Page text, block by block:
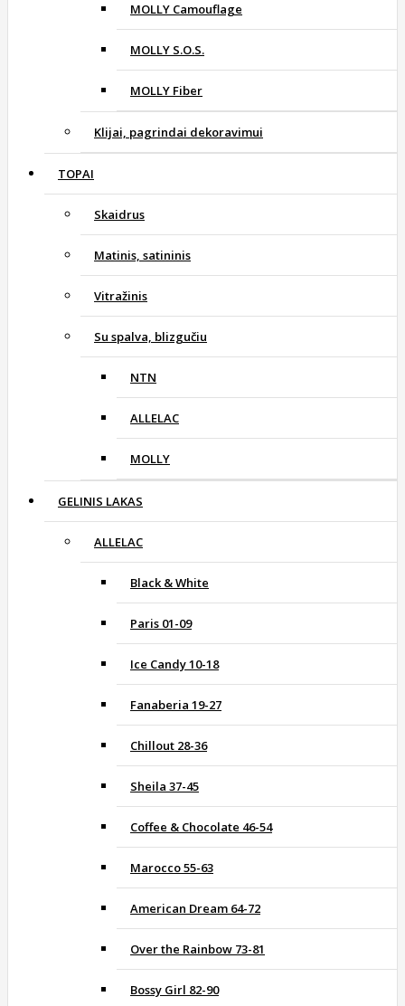
MOLLY Camouflage
MOLLY S.O.S.
MOLLY Fiber
Klijai, pagrindai dekoravimui
TOPAI
Skaidrus
Matinis, satininis
Vitražinis
Su spalva, blizgučiu
NTN
ALLELAC
MOLLY
GELINIS LAKAS
ALLELAC
Black & White
Paris 01-09
Ice Candy 10-18
Fanaberia 19-27
Chillout 28-36
Sheila 37-45
Coffee & Chocolate 46-54
Marocco 55-63
American Dream 64-72
Over the Rainbow 73-81
Bossy Girl 82-90